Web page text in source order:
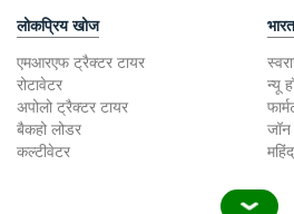
लोकप्रिय खोज
एमआरएफ ट्रैक्टर टायर
रोटावेटर
अपोलो ट्रैक्टर टायर
बैकहो लोडर
कल्टीवेटर
न्यू
जॉन